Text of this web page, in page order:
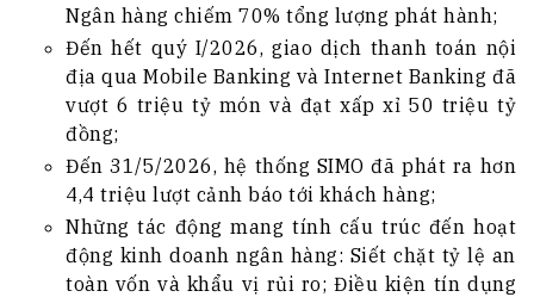
Ngân hàng chiếm 70% tổng lượng phát hành;
Đến hết quý I/2026, giao dịch thanh toán nội
địa qua Mobile Banking và Internet Banking đã
vượt 6 triệu tỷ món và đạt xấp xỉ 50 triệu tỷ
đồng;
Đến 31/5/2026, hệ thống SIMO đã phát ra hơn
4,4 triệu lượt cảnh báo tới khách hàng;
Những tác động mang tính cấu trúc đến hoạt
động kinh doanh ngân hàng: Siết chặt tỷ lệ an
toàn vốn và khẩu vị rủi ro; Điều kiện tín dụng